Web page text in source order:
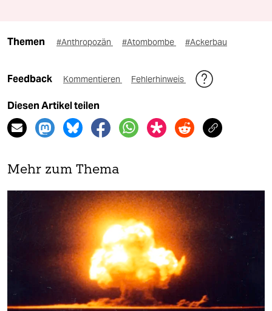
Themen #Anthropozän #Atombombe #Ackerbau
Feedback Kommentieren Fehlerhinweis
Diesen Artikel teilen
Mehr zum Thema